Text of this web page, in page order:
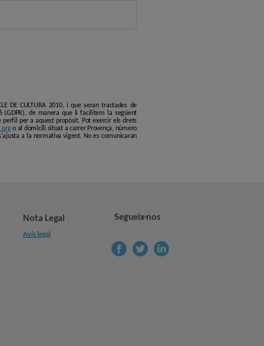
DE CULTURA 2010, i que seran tractades de
(GDPR), de manera que li facilitem la següent
per a aquest propòsit. Pot exercir els drets
o al domicili situat a carrer Provença, número
a la normativa vigent. No es comunicaran
Nota Legal
Avís legal
Segueix-nos